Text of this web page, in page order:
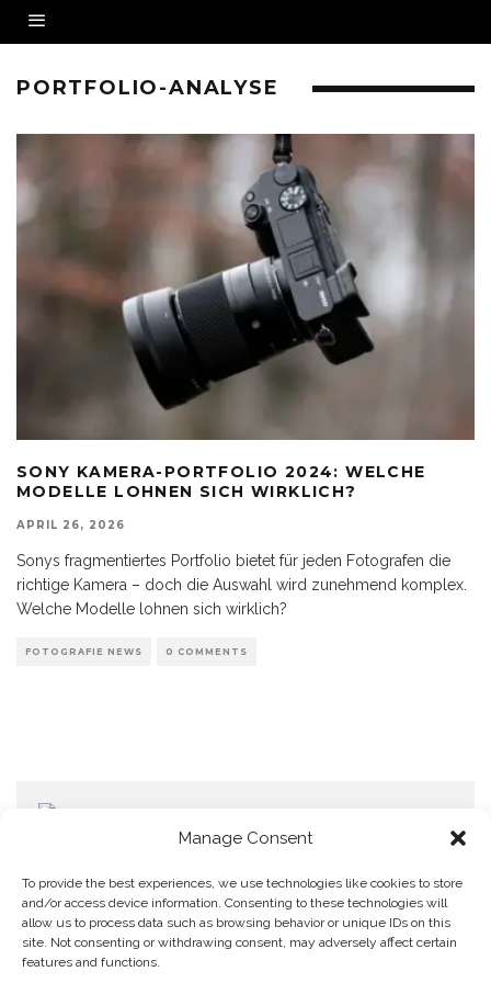
Manage Consent
To provide the best experiences, we use technologies like cookies to store
and/or access device information. Consenting to these technologies will
allow us to process data such as browsing behavior or unique IDs on this
site. Not consenting or withdrawing consent, may adversely affect certain
features and functions.
PORTFOLIO-ANALYSE
SONY KAMERA-PORTFOLIO 2024: WELCHE
MODELLE LOHNEN SICH WIRKLICH?
APRIL 26, 2026
Sonys fragmentiertes Portfolio bietet für jeden Fotografen die
richtige Kamera – doch die Auswahl wird zunehmend komplex.
Welche Modelle lohnen sich wirklich?
FOTOGRAFIE NEWS 0 COMMENTS
Home
Datenschutzerklärung
Impressum
Cookie Policy (EU)